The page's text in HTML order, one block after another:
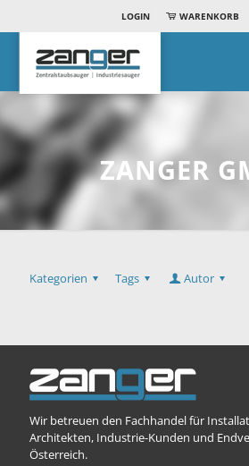
LOGIN WARENKORB
ZANGER
Kategorien Tags Autor
Wir betreuen den Fachhandel für
Architekten, Industrie-Kunden und
Österreich.